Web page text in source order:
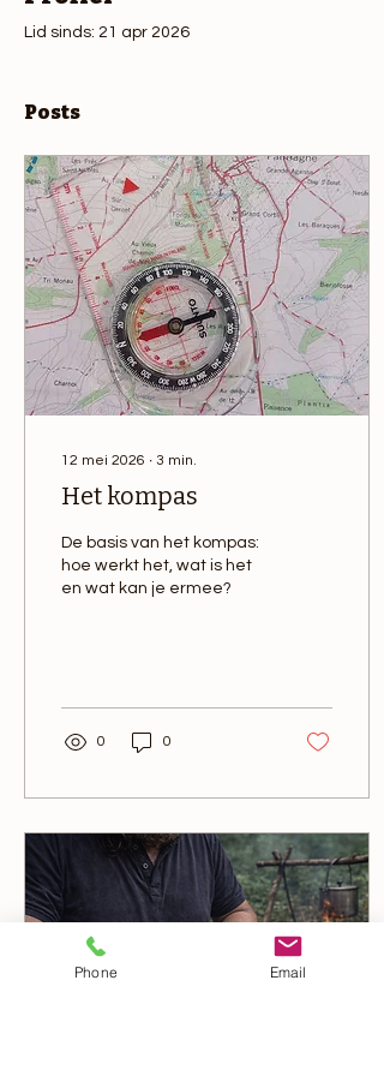
Lid sinds: 21 apr 2026
Posts
12 mei 2026 ∙ 3 min.
Het kompas
De basis van het kompas:
hoe werkt het, wat is het
en wat kan je ermee?
0 0
Phone Email